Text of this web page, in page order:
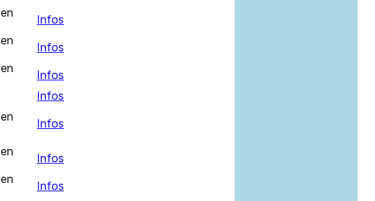
Infos
Infos
Infos
Infos
Infos
Infos
Infos